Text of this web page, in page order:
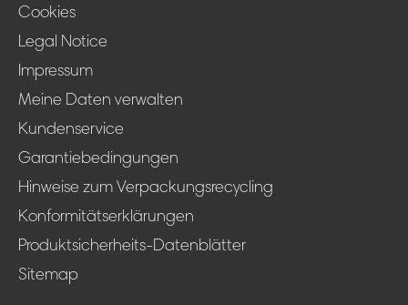
Cookies
Legal Notice
Impressum
Meine Daten verwalten
Kundenservice
Garantiebedingungen
Hinweise zum Verpackungsrecycling
Konformitätserklärungen
Produktsicherheits-Datenblätter
Sitemap